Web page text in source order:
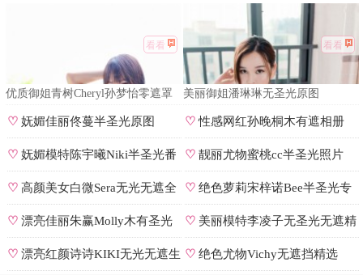
看看
优质御姐青树Cheryl孙梦怡零遮罩
看看
美丽御姐潘琳琳无圣光原图
♡妩媚佳丽佟蔓半圣光原图 ♡性感网红孙晚桐木有遮相册
♡妩媚模特陈宇曦Niki半圣光番
号
♡ 靓丽尤物蜜桃cc半圣光照片
♡高颜美女白微Sera无光无遮全
集
♡ 绝色萝莉宋梓诺Bee半圣光专
辑
♡漂亮佳丽朱赢Molly木有圣光
原图
♡ 美丽模特李凌子无圣光无遮精
选
♡漂亮红颜诗诗KIKI无光无遮生 ♡ 绝色尤物Vichy无遮挡精选